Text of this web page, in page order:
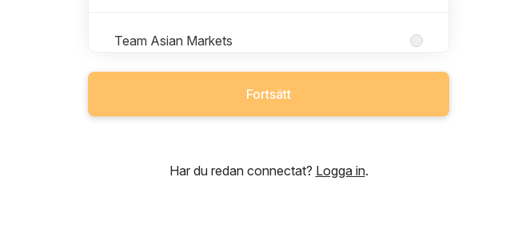
Team Asian Markets
Fortsätt
Har du redan connectat? Logga in.